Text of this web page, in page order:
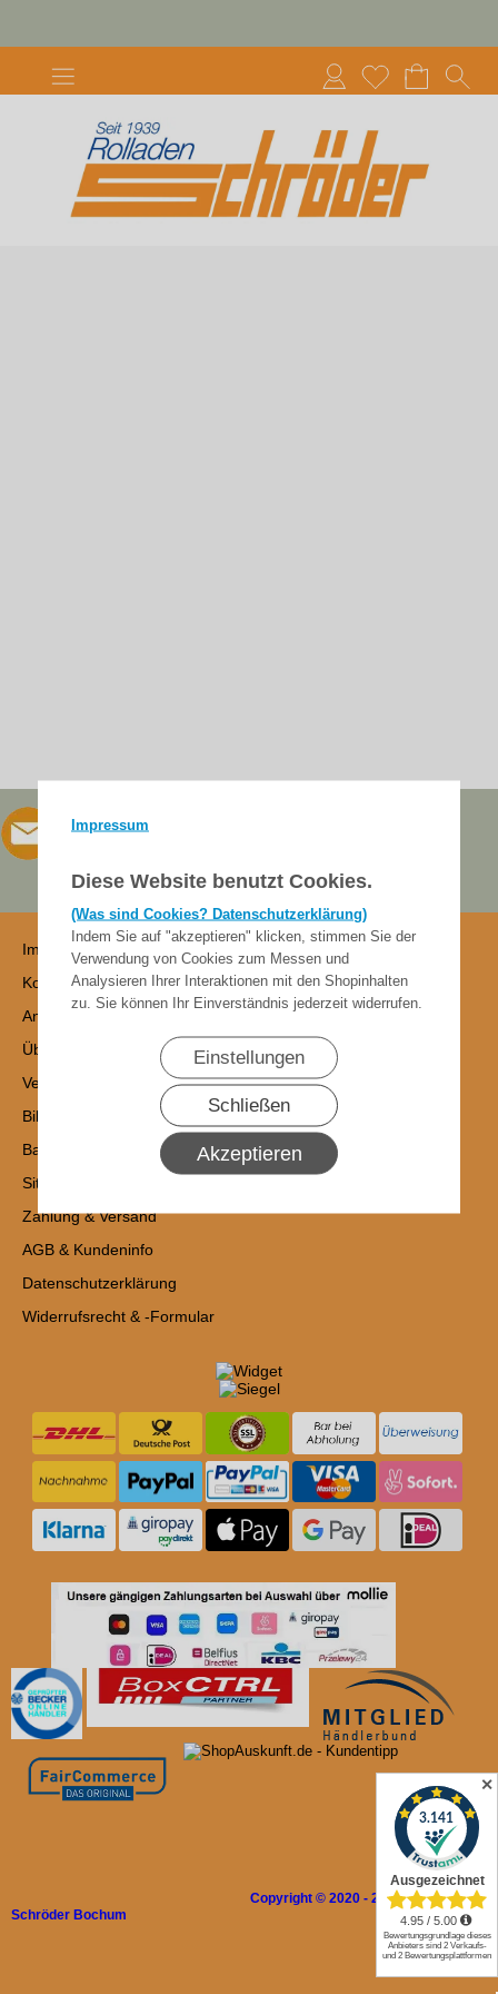
Impressum
Diese Website benutzt Cookies.
(Was sind Cookies? Datenschutzerklärung)
Indem Sie auf "akzeptieren" klicken, stimmen Sie der
Verwendung von Cookies zum Messen und
Analysieren Ihrer Interaktionen mit den Shopinhalten
zu. Sie können Ihr Einverständnis jederzeit widerrufen.
Einstellungen
Schließen
Akzeptieren
Impressum
Kontakt
Anmelden
Über uns
Versandpreise & -Länder
Bild und Daten-Nachweis
Batteriehinweise
Sitemap
Zahlung & Versand
AGB & Kundeninfo
Datenschutzerklärung
Widerrufsrecht & -Formular
Copyright © 2020 - 2026 Rolladen
Schröder Bochum
✕